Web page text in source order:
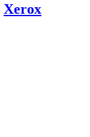
Xerox